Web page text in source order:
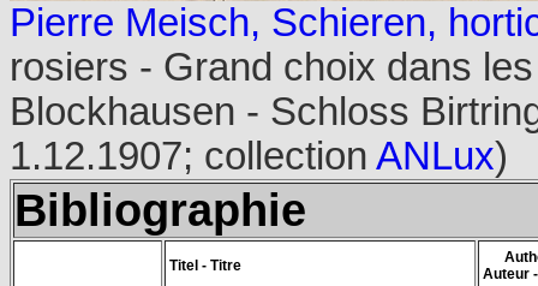
Pierre Meisch, Schieren,
rosiers - Grand choix dans
Blockhausen - Schloss
1.12.1907; collection ANLux)
Bibliographie
Titel - Titre
Auteur